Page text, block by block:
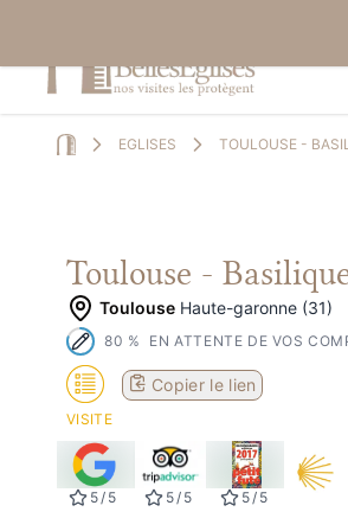
EGLISES TOULOUSE -
Toulouse -
Toulouse Haute-garonne (31)
80 % EN ATTENTE DE VOS
VISITE
Copier le lien
5/ 5 5/ 5 5/ 5